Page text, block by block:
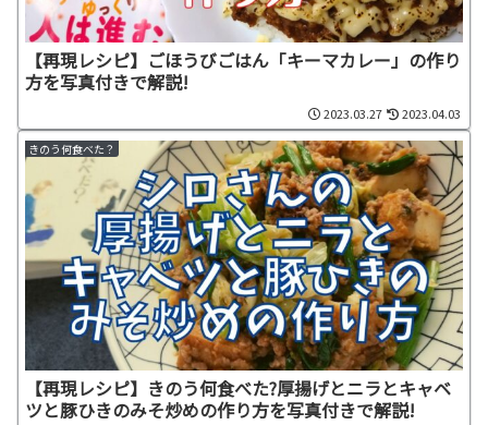
【再現レシピ】ごほうびごはん「キーマカレー」の作り
方を写真付きで解説!
2023.03.27 2023.04.03
きのう何食べた？
【再現レシピ】きのう何食べた?厚揚げとニラとキャベ
ツと豚ひきのみそ炒めの作り方を写真付きで解説!